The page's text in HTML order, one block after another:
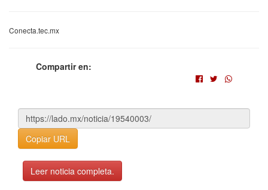
Conecta.tec.mx
Compartir en:
Copiar URL
Leer noticia completa.